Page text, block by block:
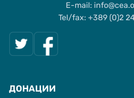
Е-mail:
Tel/fax: +389 (0)2
ДОНАЦИИ